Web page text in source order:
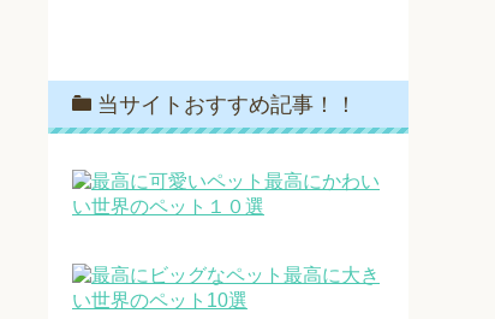
当サイトおすすめ記事！！
最高にかわい
い世界のペット１０選
最高に大き
い世界のペット10選